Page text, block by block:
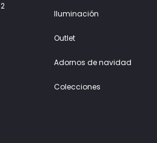
Iluminación
Outlet
Adornos de navidad
Colecciones